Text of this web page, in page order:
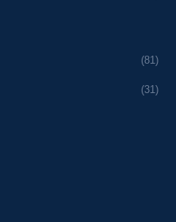
(81)
(31)